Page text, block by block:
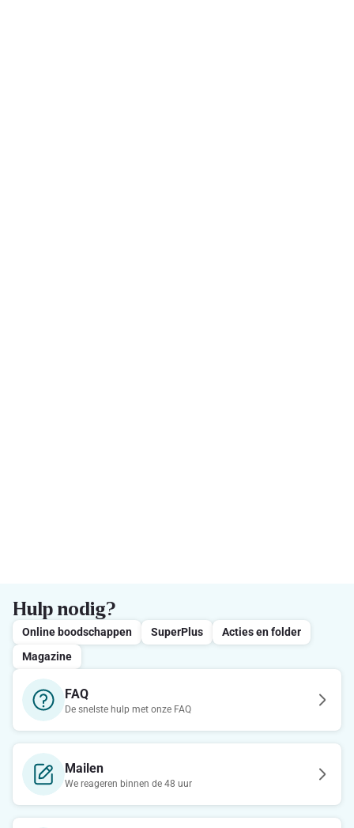
Hulp nodig?
Online boodschappen SuperPlus
Acties en folder
Magazine
FAQ
De snelste hulp met onze FAQ
Mailen
We reageren binnen de 48 uur